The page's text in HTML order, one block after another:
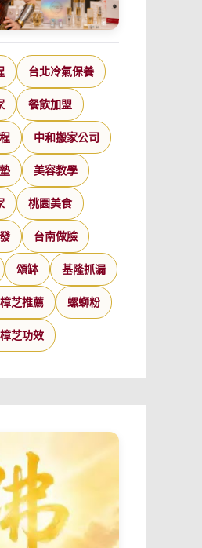
台北冷氣保養
餐飲加盟
中和搬家公司
美容教學
桃園美食
台南做臉
頌缽 基隆抓漏
芝推薦 螺螄粉
芝功效